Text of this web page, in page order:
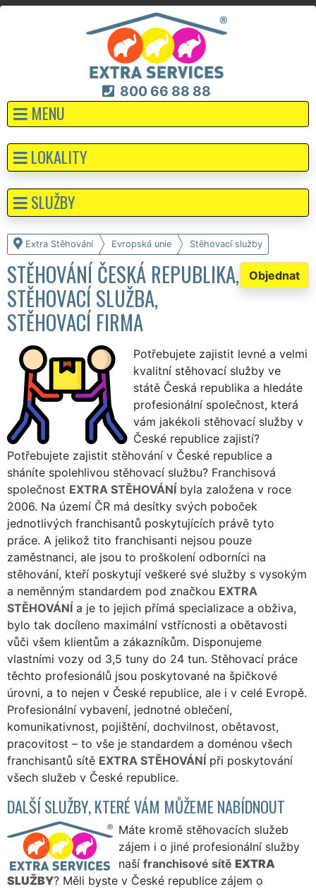
800 66 88 88
MENU
Extra Stěhování Evropská unie Stěhovací služby
Objednat
STĚHOVÁNÍ ČESKÁ REPUBLIKA,
STĚHOVACÍ SLUŽBA,
STĚHOVACÍ FIRMA
Potřebujete zajistit levné a velmi
kvalitní stěhovací služby ve
státě Česká republika a hledáte
profesionální společnost, která
vám jakékoli stěhovací služby v
České republice zajistí?
Potřebujete zajistit stěhování v České republice a
sháníte spolehlivou stěhovací službu? Franchisová
společnost EXTRA STĚHOVÁNÍ byla založena v roce
2006. Na území ČR má desítky svých poboček
jednotlivých franchisantů poskytujících právě tyto
práce. A jelikož tito franchisanti nejsou pouze
zaměstnanci, ale jsou to proškolení odborníci na
stěhování, kteří poskytují veškeré své služby s vysokým
a neměnným standardem pod značkou EXTRA
STĚHOVÁNÍ a je to jejich přímá specializace a obživa,
bylo tak docíleno maximální vstřícnosti a obětavosti
vůči všem klientům a zákazníkům. Disponujeme
vlastními vozy od 3,5 tuny do 24 tun. Stěhovací práce
těchto profesionálů jsou poskytované na špičkové
úrovni, a to nejen v České republice, ale i v celé Evropě.
Profesionální vybavení, jednotné oblečení,
komunikativnost, pojištění, dochvilnost, obětavost,
pracovitost – to vše je standardem a doménou všech
franchisantů sítě EXTRA STĚHOVÁNÍ při poskytování
všech služeb v České republice.
DALŠÍ SLUŽBY, KTERÉ VÁM MŮŽEME NABÍDNOUT
Máte kromě stěhovacích služeb
zájem i o jiné profesionální služby
naší franchisové sítě EXTRA
SLUŽBY? Měli byste v České republice zájem o
LOKALITY
SLUŽBY